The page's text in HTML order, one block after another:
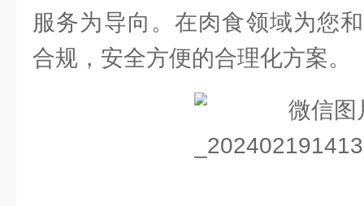
服务为导向。在肉食领域为您
合规，安全方便的合理化方案。